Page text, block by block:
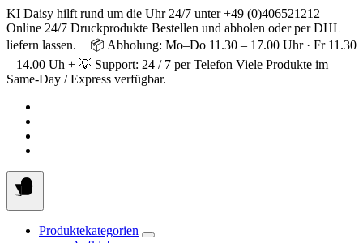
Springe
zum
Inhalt
KI Daisy hilft rund um die Uhr 24/7 unter +49 (0)406521212
Online 24/7 Druckprodukte Bestellen und abholen oder per DHL
liefern lassen. + 📦 Abholung: Mo–Do 11.30 – 17.00 Uhr · Fr 11.30
– 14.00 Uh + 💡 Support: 24 / 7 per Telefon Viele Produkte im
Same-Day / Express verfügbar.
Produktekategorien